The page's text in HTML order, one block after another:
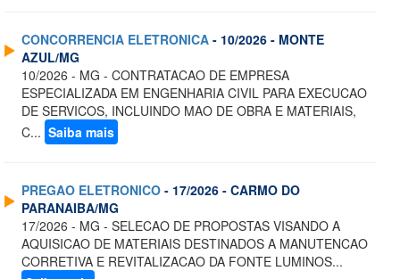
CONCORRENCIA ELETRONICA - 10/2026 - MONTE
AZUL/MG
10/2026 - MG - CONTRATACAO DE EMPRESA
ESPECIALIZADA EM ENGENHARIA CIVIL PARA EXECUCAO
DE SERVICOS, INCLUINDO MAO DE OBRA E MATERIAIS,
C... Saiba mais
PREGAO ELETRONICO - 17/2026 - CARMO DO
PARANAIBA/MG
17/2026 - MG - SELECAO DE PROPOSTAS VISANDO A
AQUISICAO DE MATERIAIS DESTINADOS A MANUTENCAO
CORRETIVA E REVITALIZACAO DA FONTE LUMINOS...